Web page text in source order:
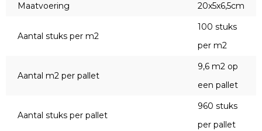
Maatvoering
20x5x6,5cm
Aantal stuks per m2
100 stuks
per m2
Aantal m2 per pallet
9,6 m2 op
een pallet
Aantal stuks per pallet
960 stuks
per pallet